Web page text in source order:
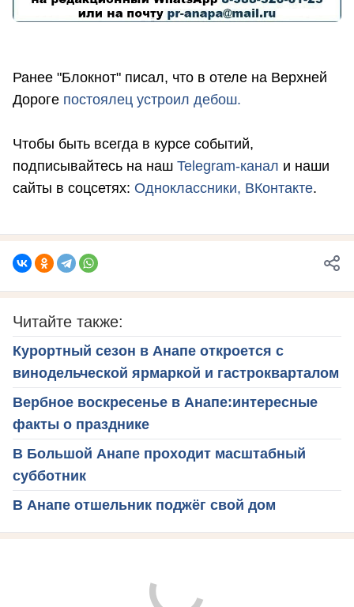
Ранее "Блокнот" писал, что в отеле на Верхней
Дороге постоялец устроил дебош.
Чтобы быть всегда в курсе событий,
подписывайтесь на наш Telegram-канал и наши
сайты в соцсетях: Одноклассники, ВКонтакте.
Читайте также:
Курортный сезон в Анапе откроется с
винодельческой ярмаркой и гастрокварталом
Вербное воскресенье в Анапе:интересные
факты о празднике
В Большой Анапе проходит масштабный
субботник
В Анапе отшельник поджёг свой дом